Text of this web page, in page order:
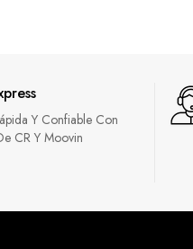
Y Confiable Con
CR Y Moovin